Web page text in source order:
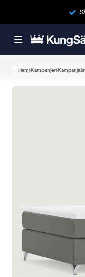
Hem Kampanjer